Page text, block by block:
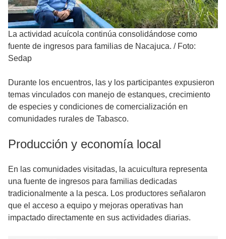
La actividad acuícola continúa consolidándose como
fuente de ingresos para familias de Nacajuca. / Foto:
Sedap
Durante los encuentros, las y los participantes expusieron
temas vinculados con manejo de estanques, crecimiento
de especies y condiciones de comercialización en
comunidades rurales de Tabasco.
Producción y economía local
En las comunidades visitadas, la acuicultura representa
una fuente de ingresos para familias dedicadas
tradicionalmente a la pesca. Los productores señalaron
que el acceso a equipo y mejoras operativas han
impactado directamente en sus actividades diarias.